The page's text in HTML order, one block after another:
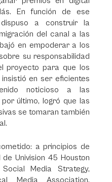
En función de ese
a construir la
del canal a las
en empoderar a los
su responsabilidad
proyecto para que los
en ser eficientes
noticioso a las
último, logró que las
se tomaran también
a principios de
Univision 45 Houston
Media Strategy,
Media Association,